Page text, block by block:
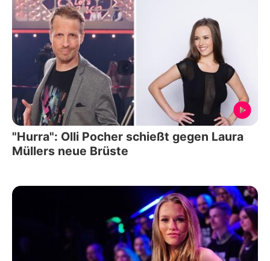
"Hurra": Olli Pocher schießt gegen Laura
Müllers neue Brüste